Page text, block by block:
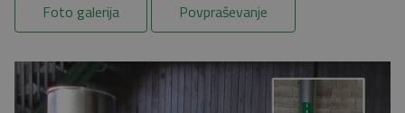
Foto galerija Povpraševanje